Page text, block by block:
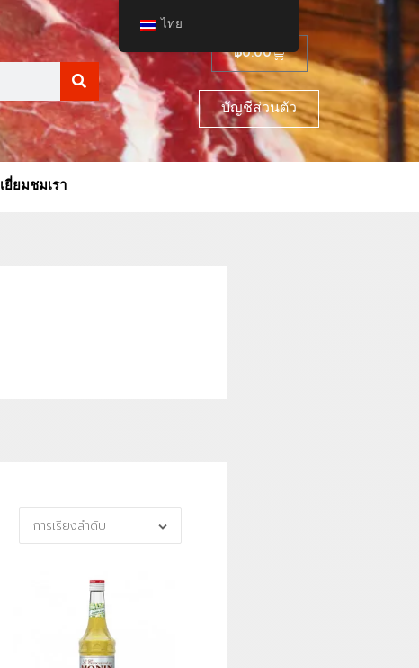
฿0.00
บัญชีส่วนตัว
เยี่ยมชมเรา
การเรียงลำดับ
ไทย